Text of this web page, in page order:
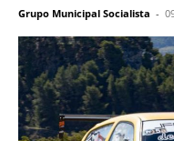
Grupo Municipal Socialista -